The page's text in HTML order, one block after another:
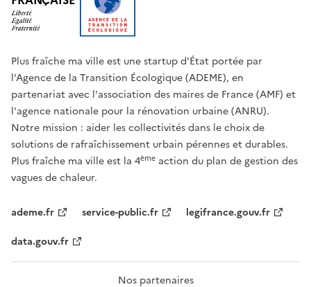
Plus fraîche ma ville est une startup d'État portée par
l’Agence de la Transition Écologique (ADEME), en
partenariat avec l'association des maires de France (AMF) et
l'agence nationale pour la rénovation urbaine (ANRU).
Notre mission : aider les collectivités dans le choix de
solutions de rafraîchissement urbain pérennes et durables.
Plus fraîche ma ville est la 4ème action du plan de gestion des
vagues de chaleur.
ademe.fr service-public.fr
legifrance.gouv.fr
data.gouv.fr
Nos partenaires